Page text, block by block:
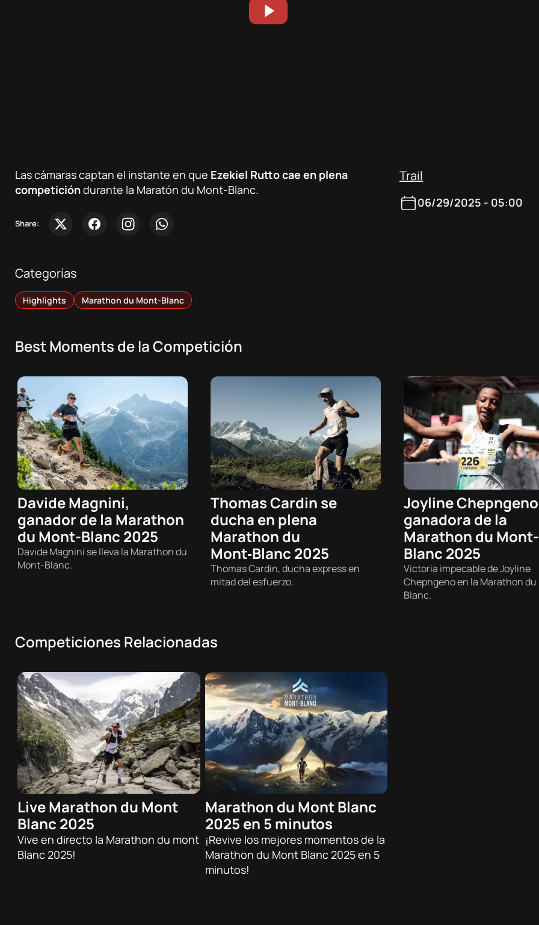
Las cámaras captan el instante en que Ezekiel Rutto cae en plena
competicióndurante la Maratón du Mont-Blanc.
Trail
06/29/2025 - 05:00
Share:
Categorías
Highlights Marathon du Mont-Blanc
Best Moments de la Competición
07/08/2026 - 08:48h
Trail
Davide Magnini,
ganador de la Marathon
du Mont-Blanc 2025
Davide Magnini se lleva la Marathon du
Mont-Blanc.
07/08/2026 - 08:48h
Trail
Thomas Cardin se
ducha en plena
Marathon du
Mont‑Blanc 2025
Thomas Cardin, ducha express en
mitad del esfuerzo.
07/08/2026 - 08:48h
Trail
Joyline
ganadora de la
Marathon du Mont-
Blanc 2025
Victoria impecable de Joyline
Chepngeno en la Marathon
Blanc.
Competiciones Relacionadas
29/06/2025 - 07:00h
Trail
Live Marathon du Mont
Blanc 2025
Vive en directo la Marathon du mont
Blanc 2025!
30/06/2025 - 20:00h
Trail
Marathon du Mont Blanc
2025 en 5 minutos
¡Revive los mejores momentos de la
Marathon du Mont Blanc 2025 en 5
minutos!
Atletas